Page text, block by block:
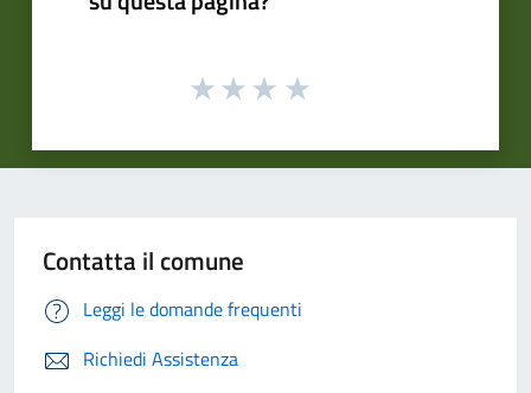
Contatta il comune
Leggi le domande frequenti
Richiedi Assistenza